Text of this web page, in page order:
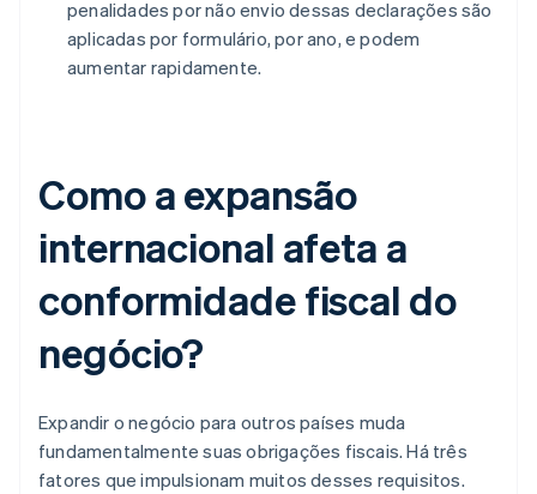
penalidades por não envio dessas declarações são
aplicadas por formulário, por ano, e podem
aumentar rapidamente.
Como a expansão
internacional afeta a
conformidade fiscal do
negócio?
Expandir o negócio para outros países muda
fundamentalmente suas obrigações fiscais. Há três
fatores que impulsionam muitos desses requisitos.